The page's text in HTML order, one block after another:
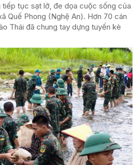
tiếp tục sạt lở, đe dọa cuộc sống của
Quế Phong (Nghệ An). Hơn 70 cán
Thái đã chung tay dựng tuyến kè